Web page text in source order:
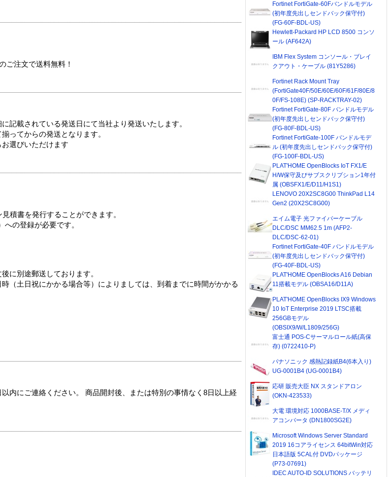
ご注文で送料無料！
記載されている発送日にて当社より発送いたします。
ってからの発送となります。
選びいただけます
積書を発行することができます。
の登録が必要です。
に別途郵送しております。
（土日祝にかかる場合等）によりましては、到着までに時間がかかる
内にご連絡ください。 商品開封後、または特別の事情なく8日以上経
Fortinet FortiGate-60Fバンドルモデル
(初年度先出しセンドバック保守付)
(FG-60F-BDL-US)
Hewlett-Packard HP LCD 8500 コンソ
ール (AF642A)
IBM Flex System コンソール・ブレイ
クアウト・ケーブル (81Y5286)
Fortinet Rack Mount Tray
(FortiGate40F/50E/60E/60F/61F/80E/8
0F/FS-108E) (SP-RACKTRAY-02)
Fortinet FortiGate-80F バンドルモデル
(初年度先出しセンドバック保守付)
(FG-80F-BDL-US)
Fortinet FortiGate-100F バンドルモデ
ル (初年度先出しセンドバック保守付)
(FG-100F-BDL-US)
PLAT'HOME OpenBlocks IoT FX1/E
H/W保守及びサブスクリプション1年付
属 (OBSFX1/E/D11/H1S1)
LENOVO 20X2SC8G00 ThinkPad L14
Gen2 (20X2SC8G00)
エイム電子 光ファイバーケーブル
DLC/DSC MM62.5 1m (AFP2-
DLC/DSC-62-01)
Fortinet FortiGate-40F バンドルモデル
(初年度先出しセンドバック保守付)
(FG-40F-BDL-US)
PLAT'HOME OpenBlocks A16 Debian
11搭載モデル (OBSA16/D11A)
PLAT'HOME OpenBlocks IX9 Windows
10 IoT Enterprise 2019 LTSC搭載
256GBモデル
(OBSIX9/W/L1809/256G)
富士通 POS-Cサーマルロール紙(高保
存) (0722410-P)
パナソニック 感熱記録紙B4(6本入り)
UG-0001B4 (UG-0001B4)
応研 販売大臣 NX スタンドアロン
(OKN-423533)
大電 環境対応 1000BASE-T/X メディ
アコンバータ (DN1800SG2E)
Microsoft Windows Server Standard
2019 16コアライセンス 64bitWin対応
日本語版 5CAL付 DVDパッケージ
(P73-07691)
IDEC AUTO-ID SOLUTIONS バッテリ